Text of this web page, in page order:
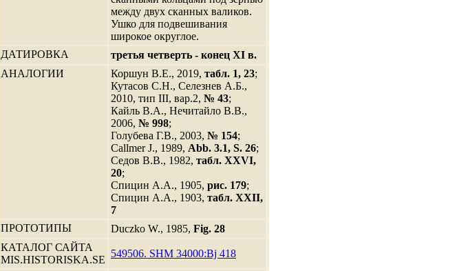
между двух сканных валиков.
Ушко для подвешивания
широкое округлое.
ДАТИРОВКА
третья четверть - конец XI в.
АНАЛОГИИ
Коршун В.Е., 2019, табл. 1, 23;
Кутасов С.Н., Селезнев А.Б.,
2010, тип III, вар.2, № 43;
Кайль В.А., Нечитайло В.В.,
2006, № 998;
Голубева Г.В., 2003, № 154;
Callmer J., 1989, Abb. 3.1, S. 26;
Седов В.В., 1982, табл. XXVI,
20;
Спицин А.А., 1905, рис. 179;
Спицин А.А., 1903, табл. XXII,
7
ПРОТОТИПЫ
Duczko W., 1985, Fig. 28
КАТАЛОГ САЙТА
MIS.HISTORISKA.SE
549506. SHM 34000:Bj 418